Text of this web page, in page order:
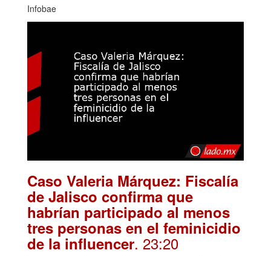
Infobae
Caso Valeria Márquez: Fiscalía
de Jalisco confirma que
habrían participado al menos
tres personas en el feminicidio
de la influencer. 23:20